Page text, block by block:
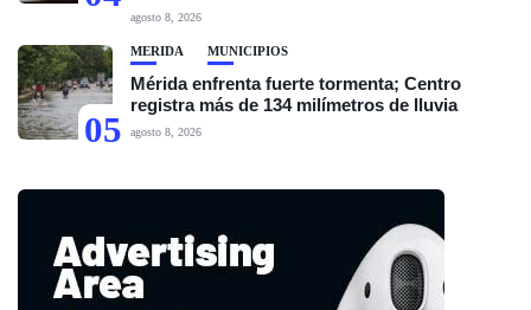
agosto 8, 2026
05
MÉRIDA MUNICIPIOS
Mérida enfrenta fuerte tormenta; Centro
registra más de 134 milímetros de lluvia
agosto 8, 2026